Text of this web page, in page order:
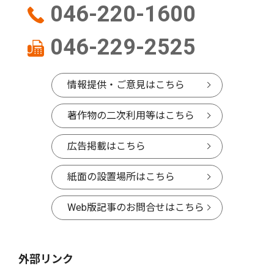
046-220-1600
046-229-2525
情報提供・ご意見はこちら
著作物の二次利用等はこちら
広告掲載はこちら
紙面の設置場所はこちら
Web版記事のお問合せはこちら
外部リンク